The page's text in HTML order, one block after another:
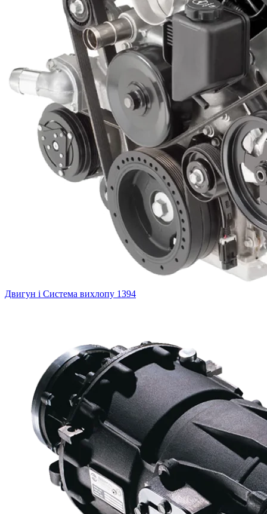
Двигун і Система вихлопу 1394